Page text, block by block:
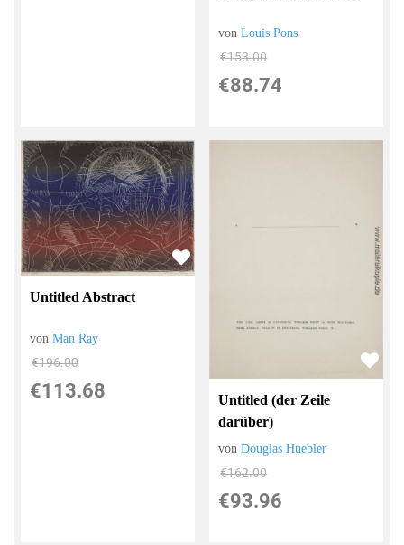
vonLouis Pons
€153.00
€88.74
Untitled Abstract
vonMan Ray
€196.00
€113.68
Untitled (der Zeile
darüber)
vonDouglas Huebler
€162.00
€93.96